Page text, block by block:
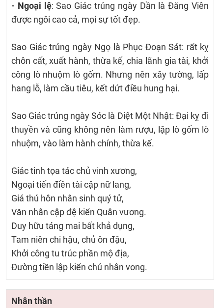
- Ngoại lệ: Sao Giác trúng ngày Dần là Đăng Viên
được ngôi cao cả, mọi sự tốt đẹp.
Sao Giác trúng ngày Ngọ là Phục Đoạn Sát: rất kỵ
chôn cất, xuất hành, thừa kế, chia lãnh gia tài, khởi
công lò nhuộm lò gốm. Nhưng nên xây tường, lấp
hang lỗ, làm cầu tiêu, kết dứt điều hung hại.
Sao Giác trúng ngày Sóc là Diệt Một Nhật: Đại kỵ đi
thuyền và cũng không nên làm rượu, lập lò gốm lò
nhuộm, vào làm hành chính, thừa kế.
Giác tinh tọa tác chủ vinh xương,
Ngoại tiến điền tài cập nữ lang,
Giá thú hôn nhân sinh quý tử,
Văn nhân cập đệ kiến Quân vương.
Duy hữu táng mai bất khả dụng,
Tam niên chi hậu, chủ ôn đậu,
Khởi công tu trúc phần mộ địa,
Đường tiền lập kiến chủ nhân vong.
Nhân thần